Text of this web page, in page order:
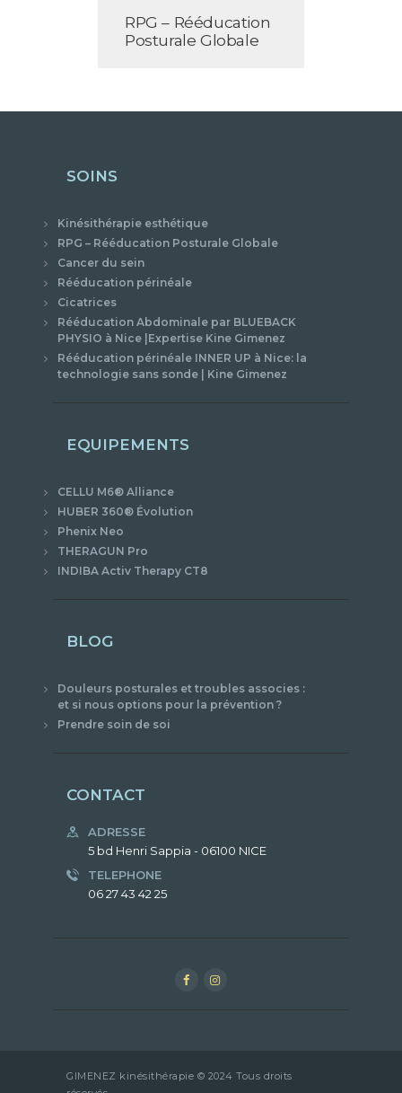
RPG – Rééducation
Posturale Globale
SOINS
Kinésithérapie esthétique
RPG – Rééducation Posturale Globale
Cancer du sein
Rééducation périnéale
Cicatrices
Rééducation Abdominale par BLUEBACK
PHYSIO à Nice |Expertise Kine Gimenez
Rééducation périnéale INNER UP à Nice: la
technologie sans sonde | Kine Gimenez
EQUIPEMENTS
CELLU M6® Alliance
HUBER 360® Évolution
Phenix Neo
THERAGUN Pro
INDIBA Activ Therapy CT8
BLOG
Douleurs posturales et troubles associes :
et si nous options pour la prévention ?
Prendre soin de soi
CONTACT
ADRESSE
5 bd Henri Sappia - 06100 NICE
TELEPHONE
06 27 43 42 25
GIMENEZ kinésithérapie © 2024 Tous droits